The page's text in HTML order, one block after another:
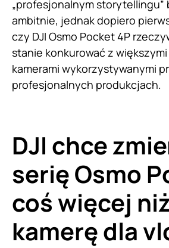
„profesjonalnym storytellingu”
ambitnie, jednak dopiero
czy DJI Osmo Pocket 4P
stanie konkurować z
kamerami wykorzystywanymi
profesjonalnych produkcjach.
DJI chce
serię Osmo
coś więcej
kamerę dla